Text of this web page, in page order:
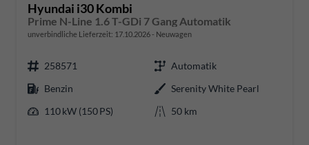
Hyundai i30 Kombi
Prime N-Line 1.6 T-GDi 7 Gang Automatik
unverbindliche Lieferzeit: 17.10.2026 Neuwagen
258571
Automatik
Benzin
Serenity White Pearl
110 kW (150 PS)
50 km